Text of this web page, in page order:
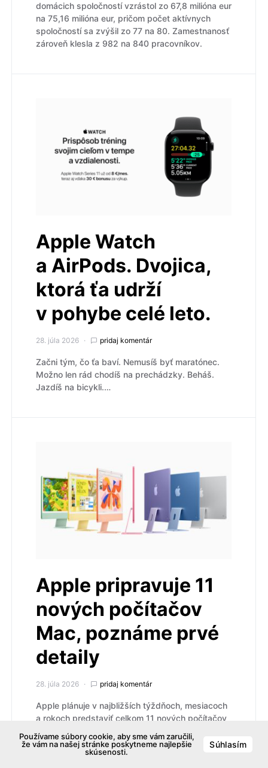
domácich spoločností vzrástol zo 67,8 milióna eur
na 75,16 milióna eur, pričom počet aktívnych
spoločností sa zvýšil zo 77 na 80. Zamestnanosť
zároveň klesla z 982 na 840 pracovníkov.
Apple Watch
a AirPods. Dvojica,
ktorá ťa udrží
v pohybe celé leto.
28. júla 2026 pridaj komentár
Začni tým, čo ťa baví. Nemusíš byť maratónec.
Možno len rád chodíš na prechádzky. Beháš.
Jazdíš na bicykli.…
Apple pripravuje 11
nových počítačov
Mac, poznáme prvé
detaily
28. júla 2026 pridaj komentár
Apple plánuje v najbližších týždňoch, mesiacoch
a rokoch predstaviť celkom 11 nových počítačov
Mac, ktoré sa budú líšiť tvarom, hardvérom,
výkonom aj funkciami. Kým niektoré modely budú
prirodzenými následovníkmi existujúcich, iné
Používame súbory cookie, aby sme vám zaručili,
že vám na našej stránke poskytneme najlepšie
skúsenosti.
Súhlasím